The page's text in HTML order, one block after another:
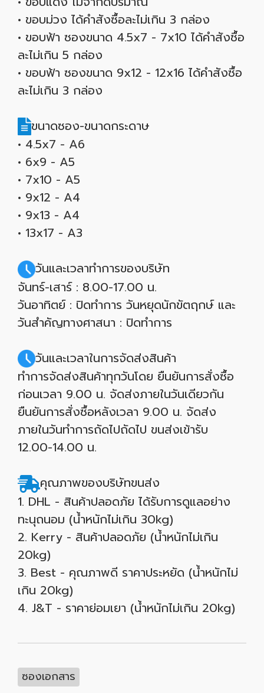
• ขอบม่วง ได้คำสังซื้อละไม่เกิน 3 กล่อง
• ขอบฟ้า ซองขนาด 4.5x7 - 7x10 ได้คำสังซื้อ
ละไม่เกิน 5 กล่อง
• ขอบฟ้า ซองขนาด 9x12 - 12x16 ได้คำสังซื้อ
ละไม่เกิน 3 กล่อง
ขนาดซอง-ขนาดกระดาษ
• 4.5x7 - A6
• 6x9 - A5
• 7x10 - A5
• 9x12 - A4
• 9x13 - A4
• 13x17 - A3
วันและเวลาทำการของบริษัท
จันทร์-เสาร์ : 8.00-17.00 น.
วันอาทิตย์ : ปิดทำการ วันหยุดนักขัตฤกษ์ และ
วันสำคัญทางศาสนา : ปิดทำการ
วันและเวลาในการจัดส่งสินค้า
ทำการจัดส่งสินค้าทุกวันโดย ยืนยันการสั่งซื้อ
ก่อนเวลา 9.00 น. จัดส่งภายในวันเดียวกัน
ยืนยันการสั่งซื้อหลังเวลา 9.00 น. จัดส่ง
ภายในวันทำการถัดไปถัดไป ขนส่งเข้ารับ
12.00-14.00 น.
คุณภาพของบริษัทขนส่ง
1. DHL - สินค้าปลอดภัย ได้รับการดูแลอย่าง
ทะนุถนอม (น้ำหนักไม่เกิน 30kg)
2. Kerry - สินค้าปลอดภัย (น้ำหนักไม่เกิน
20kg)
3. Best - คุณภาพดี ราคาประหยัด (น้ำหนักไม่
เกิน 20kg)
4. J&T - ราคาย่อมเยา (น้ำหนักไม่เกิน 20kg)
ซองเอกสาร